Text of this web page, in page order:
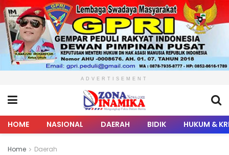
ADVERTISEMENT
HOME NASIONAL DAERAH BIDIK HUKUM &
Home Daerah